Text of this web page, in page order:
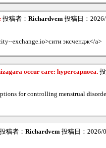
投稿者： Richardvem 投稿日：
exchange.io>сити эксчендж</a>
occur care: hypercapnoea.
for controlling menstrual
投稿者： Richardvem 投稿日：2026/